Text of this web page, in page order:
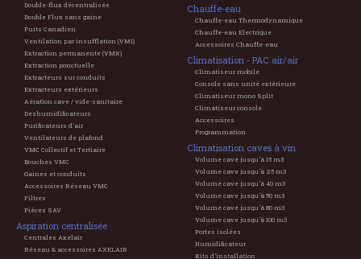
Double-flux décentralisée
Double Flux sans gaine
Puits Canadien
Ventilation par insufflation (VMI)
Extraction permanente (VMR)
Extraction ponctuelle
Extracteurs sur conduits
Extracteurs extérieurs
Aération cave / vide-sanitaire
Deshumidificateurs
Purificateurs d'air
Ventilateurs de plafond
VMC Collectif et Tertiaire
Bouches VMC
Gaines et conduits
Accessoires Réseau VMC
Filtres
Pièces SAV
Aspiration centralisée
Centrales Axelair
Réseau & accessoires AXELAIR
Chauffe-eau
Chauffe-eau Thermodynamique
Chauffe-eau Electrique
Accessoires Chauffe-eau
Climatisation - PAC air/air
Climatiseur mobile
Console sans unité extérieure
Climatiseur mono Split
Climatiseur console
Accessoires
Programmation
Climatisation caves à vin
Volume cave jusqu'à 15 m3
Volume cave jusqu'à 25 m3
Volume cave jusqu'à 40 m3
Volume cave jusqu'à 50 m3
Volume cave jusqu'à 80 m3
Volume cave jusqu'à 100 m3
Portes isolées
Humidificateur
Kits d'installation